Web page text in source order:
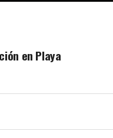
en Playa